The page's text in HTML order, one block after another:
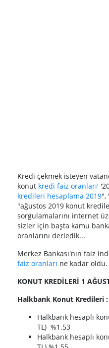
Kredi çekmek isteyen
konut kredi faiz oranları'
kredileri hesaplama 2019",
"ağustos 2019 konut
sorgulamalarını internet
sizler için başta kamu
oranlarını derledik...
Merkez Bankası'nın faiz
faiz oranları ne kadar oldu.
KONUT KREDİLERİ 1
Halkbank Konut Kredileri :
Halkbank hesaplı
TL) %1.53
Halkbank hesaplı